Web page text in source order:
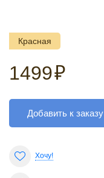
Красная
1499₽
Добавить к заказу
Хочу!